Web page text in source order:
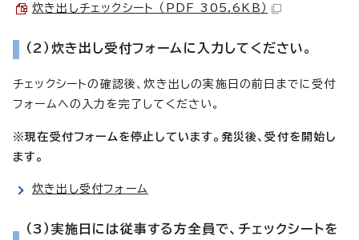
炊き出しチェックシート （PDF 305.6KB）
（2）炊き出し受付フォームに入力してください。
チェックシートの確認後、炊き出しの実施日の前日までに受付
フォームへの入力を完了してください。
※現在受付フォームを停止しています。発災後、受付を開始し
ます。
炊き出し受付フォーム
（3）実施日には従事する方全員で、チェックシートを